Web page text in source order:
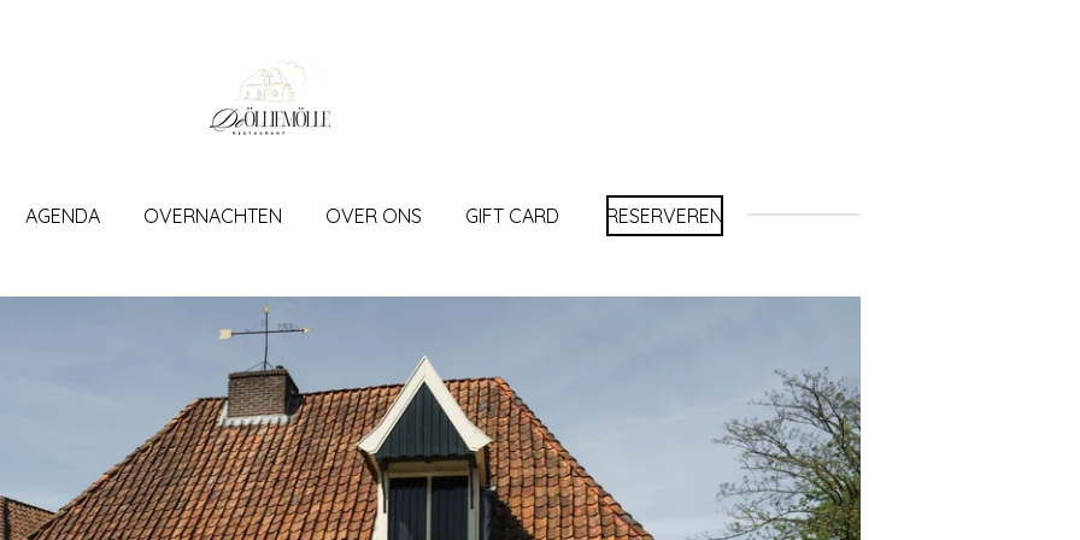
AGENDA OVERNACHTEN OVER ONS GIFT CARD RESERVEREN